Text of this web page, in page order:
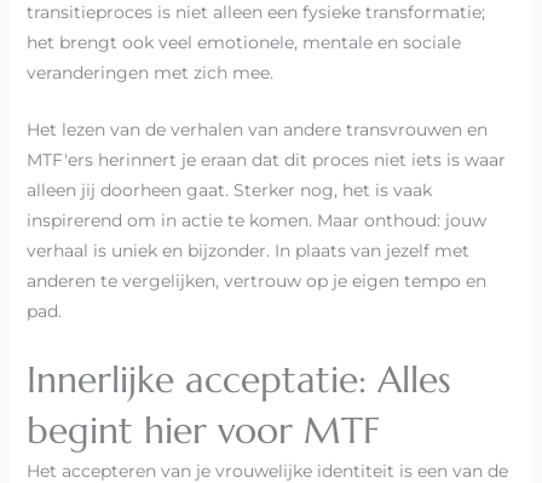
transitieproces is niet alleen een fysieke transformatie;
het brengt ook veel emotionele, mentale en sociale
veranderingen met zich mee.
Het lezen van de verhalen van andere transvrouwen en
MTF'ers herinnert je eraan dat dit proces niet iets is waar
alleen jij doorheen gaat. Sterker nog, het is vaak
inspirerend om in actie te komen. Maar onthoud: jouw
verhaal is uniek en bijzonder. In plaats van jezelf met
anderen te vergelijken, vertrouw op je eigen tempo en
pad.
Innerlijke acceptatie: Alles
begint hier voor MTF
Het accepteren van je vrouwelijke identiteit is een van de